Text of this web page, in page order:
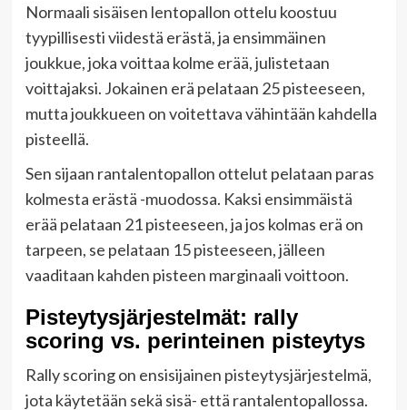
Normaali sisäisen lentopallon ottelu koostuu
tyypillisesti viidestä erästä, ja ensimmäinen
joukkue, joka voittaa kolme erää, julistetaan
voittajaksi. Jokainen erä pelataan 25 pisteeseen,
mutta joukkueen on voitettava vähintään kahdella
pisteellä.
Sen sijaan rantalentopallon ottelut pelataan paras
kolmesta erästä -muodossa. Kaksi ensimmäistä
erää pelataan 21 pisteeseen, ja jos kolmas erä on
tarpeen, se pelataan 15 pisteeseen, jälleen
vaaditaan kahden pisteen marginaali voittoon.
Pisteytysjärjestelmät: rally
scoring vs. perinteinen pisteytys
Rally scoring on ensisijainen pisteytysjärjestelmä,
jota käytetään sekä sisä- että rantalentopallossa.